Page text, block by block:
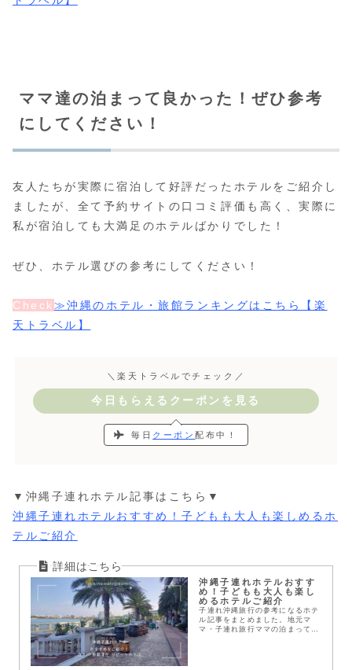
ママ達の泊まって良かった！ぜひ参考
にしてください！
友人たちが実際に宿泊して好評だったホテルをご紹介し
ましたが、全て予約サイトの口コミ評価も高く、実際に
私が宿泊しても大満足のホテルばかりでした！
ぜひ、ホテル選びの参考にしてください！
Check ≫沖縄のホテル・旅館ランキングはこちら【楽
天トラベル】
＼楽天トラベルでチェック／
今日もらえるクーポンを見る
毎日 クーポン配布中！
▼沖縄子連れホテル記事はこちら▼
沖縄子連れホテルおすすめ！子どもも大人も楽しめるホ
テルご紹介
沖縄子連れホテルおすす
め！子どもも大人も楽し
めるホテルご紹介
子連れ沖縄旅行の参考になるホテ
ル記事をまとめました。地元マ
マ・子連れ旅行ママの泊まって良